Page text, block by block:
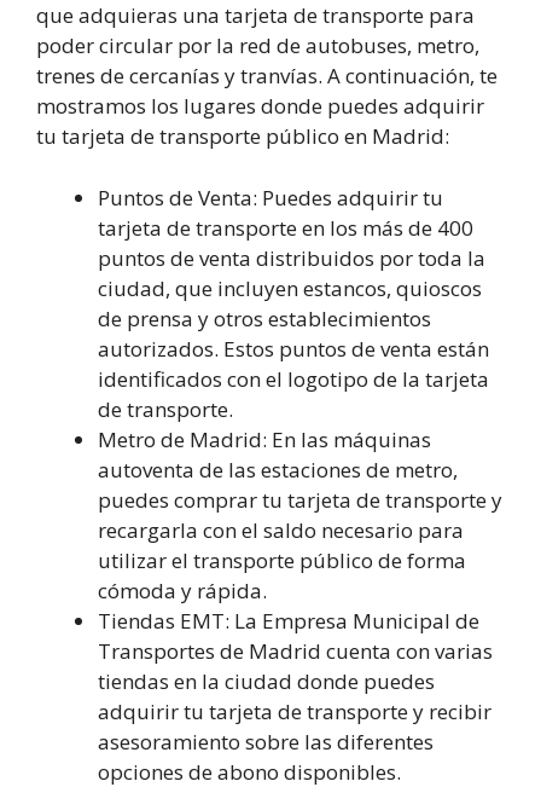
que adquieras una tarjeta de transporte para
poder circular por la red de autobuses, metro,
trenes de cercanías y tranvías. A continuación, te
mostramos los lugares donde puedes adquirir
tu tarjeta de transporte público en Madrid:
Puntos de Venta: Puedes adquirir tu
tarjeta de transporte en los más de 400
puntos de venta distribuidos por toda la
ciudad, que incluyen estancos, quioscos
de prensa y otros establecimientos
autorizados. Estos puntos de venta están
identificados con el logotipo de la tarjeta
de transporte.
Metro de Madrid: En las máquinas
autoventa de las estaciones de metro,
puedes comprar tu tarjeta de transporte y
recargarla con el saldo necesario para
utilizar el transporte público de forma
cómoda y rápida.
Tiendas EMT: La Empresa Municipal de
Transportes de Madrid cuenta con varias
tiendas en la ciudad donde puedes
adquirir tu tarjeta de transporte y recibir
asesoramiento sobre las diferentes
opciones de abono disponibles.